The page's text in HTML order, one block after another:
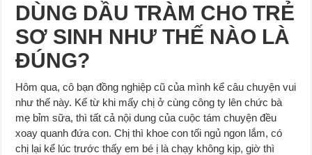
DÙNG DẦU TRÀM CHO TRẺ
SƠ SINH NHƯ THẾ NÀO LÀ
ĐÚNG?
Hôm qua, cô bạn đồng nghiệp cũ của mình kể câu chuyện vui
như thế này. Kể từ khi mấy chị ở cùng công ty lên chức bà
mẹ bỉm sữa, thì tất cả nội dung của cuộc tám chuyện đều
xoay quanh đứa con. Chị thì khoe con tối ngủ ngon lắm, có
chị lại kể lúc trước thấy em bé ị là chạy không kịp, giờ thì